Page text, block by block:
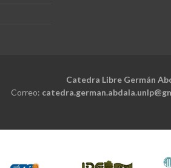
Catedra Libre Germán
Correo: